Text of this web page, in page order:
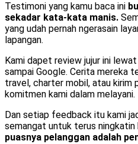
Testimoni yang kamu baca ini
sekadar kata-kata manis.
yang udah pernah ngerasain
lapangan.
Kami dapet review jujur ini
sampai Google. Cerita mereka
travel, charter mobil, atau kirim
komitmen kami dalam melayani.
Dan setiap feedback itu kami
semangat untuk terus ningkatin
puasnya pelanggan adalah